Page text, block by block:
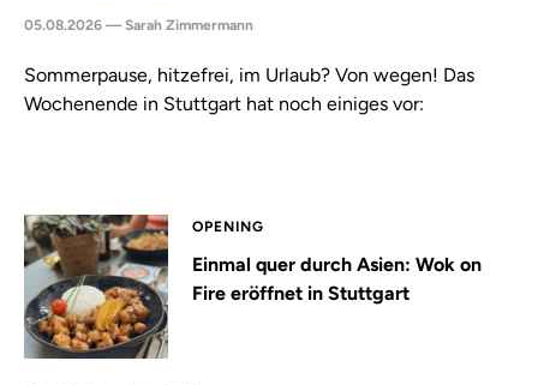
05.08.2026 — Sarah Zimmermann
Sommerpause, hitzefrei, im Urlaub? Von wegen! Das
Wochenende in Stuttgart hat noch einiges vor:
OPENING
Einmal quer durch Asien: Wok on
Fire eröffnet in Stuttgart